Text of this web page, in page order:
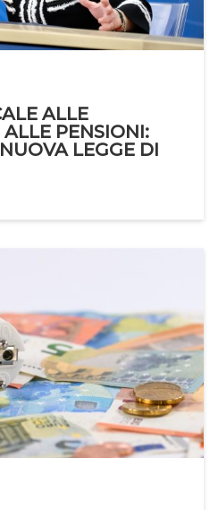
ALLE
PENSIONI:
LEGGE DI